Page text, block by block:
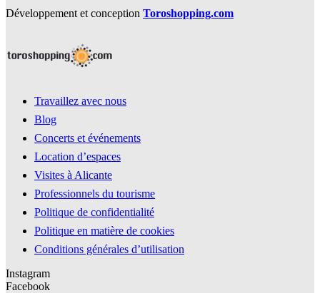
Développement et conception Toroshopping.com
Travaillez avec nous
Blog
Concerts et événements
Location d’espaces
Visites à Alicante
Professionnels du tourisme
Politique de confidentialité
Politique en matière de cookies
Conditions générales d’utilisation
Instagram
Facebook